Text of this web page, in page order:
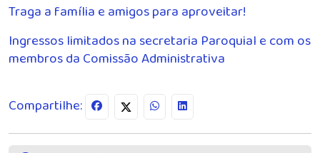
Traga a família e amigos para aproveitar!
Ingressos limitados na secretaria Paroquial e com os
membros da Comissão Administrativa
Compartilhe: